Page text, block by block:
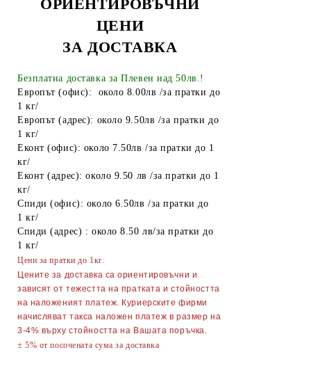
ТАБАКЕРИ
Тенджери
Точило за ножове и ножици
украса
АКСЕСОАРИ ЗА КОСА
Гребени
Ножици
Диадеми за коса
ОГЛЕДАЛА
Ръкавици
АВТОАКСЕСОАРИ
АКСЕСОАРИ ЗА КОМПЮТРИ
ТЕЛЕФОНИ GSM
ОРИЕНТИРОВЪЧНИ
ЦЕНИ
ЗА ДОСТАВКА
Безплатна доставка за Плевен над 50лв.!
Европът (офис): около 8.00лв /за пратки до
1 кг/
Европът (адрес): около 9.50лв /за пратки до
1 кг/
Еконт (офис): около 7.50лв /за пратки до 1
кг/
Еконт (адрес): около 9.50 лв /за пратки до 1
кг/
Спиди (офис): около 6.50лв /за пратки до
1 кг/
Спиди (адрес) : около 8.50 лв/за пратки до
1 кг/
Цени за пратки до 1кг.
Цените за доставка са ориентировъчни и
зависят от тежестта на пратката и стойността
на наложеният платеж. Куриерските фирми
начисляват такса наложен платеж в размер на
3-4% върху стойността на Вашата поръчка.
± 5% от посочената сума за доставка